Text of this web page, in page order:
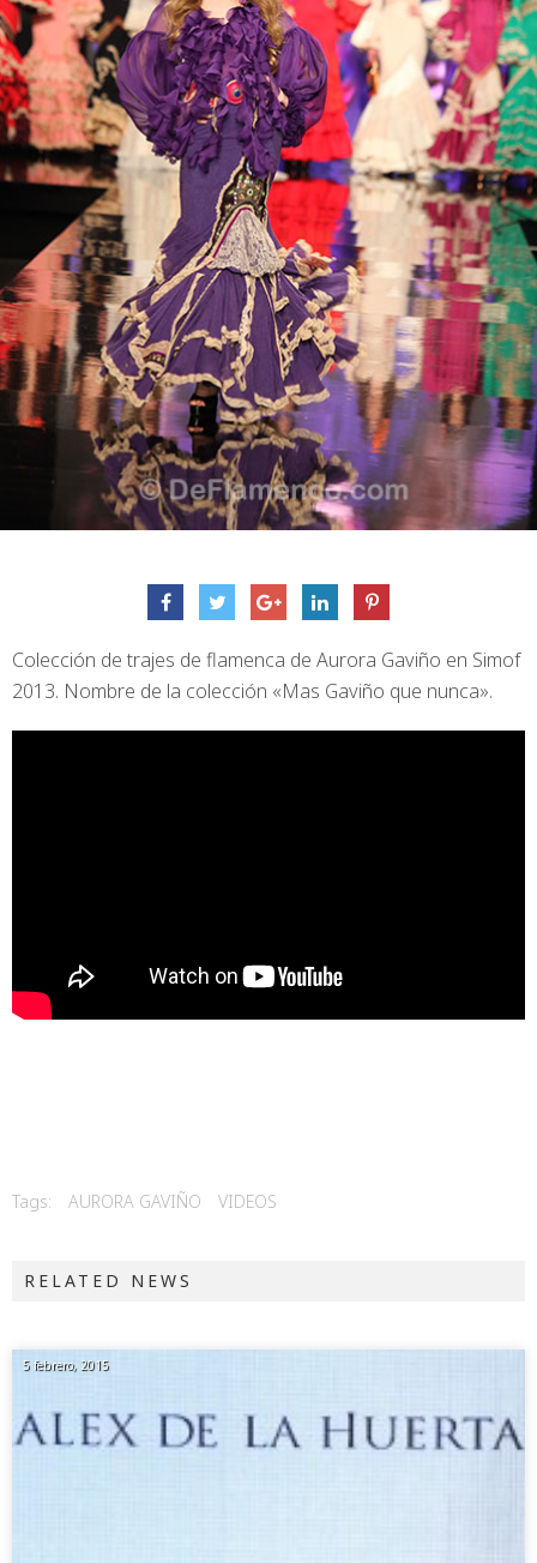
Colección de trajes de flamenca de Aurora Gaviño en Simof
2013. Nombre de la colección «Mas Gaviño que nunca».
Tags: AURORA GAVIÑO VIDEOS
RELATED NEWS
5 febrero, 2015